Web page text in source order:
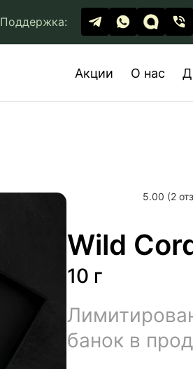
Поддержка:
Акции О нас
5.00 (2
Wild
10 г
банок в